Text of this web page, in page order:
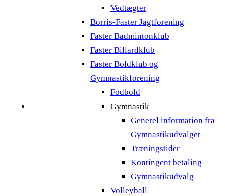
Vedtægter
Borris-Faster Jagtforening
Faster Badmintonklub
Faster Billardklub
Faster Boldklub og
Gymnastikforening
Fodbold
Gymnastik
Generel information fra
Gymnastikudvalget
Træningstider
Kontingent betaling
Gymnastikudvalg
Volleyball